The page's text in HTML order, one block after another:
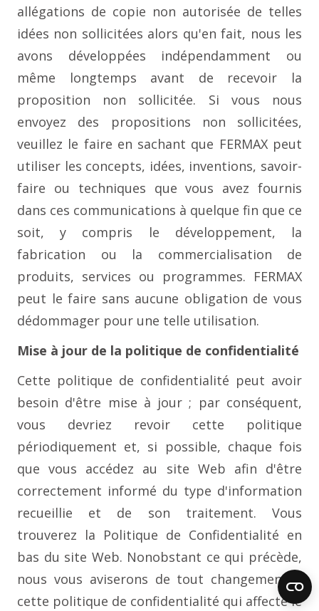
allégations de copie non autorisée de telles
idées non sollicitées alors qu'en fait, nous les
avons développées indépendamment ou
même longtemps avant de recevoir la
proposition non sollicitée. Si vous nous
envoyez des propositions non sollicitées,
veuillez le faire en sachant que FERMAX peut
utiliser les concepts, idées, inventions, savoir-
faire ou techniques que vous avez fournis
dans ces communications à quelque fin que ce
soit, y compris le développement, la
fabrication ou la commercialisation de
produits, services ou programmes. FERMAX
peut le faire sans aucune obligation de vous
dédommager pour une telle utilisation.
Mise à jour de la politique de confidentialité
Cette politique de confidentialité peut avoir
besoin d'être mise à jour ; par conséquent,
vous devriez revoir cette politique
périodiquement et, si possible, chaque fois
que vous accédez au site Web afin d'être
correctement informé du type d'information
recueillie et de son traitement. Vous
trouverez la Politique de Confidentialité en
bas du site Web. Nonobstant ce qui précède,
nous vous aviserons de tout changement à
cette politique de confidentialité qui affecte le